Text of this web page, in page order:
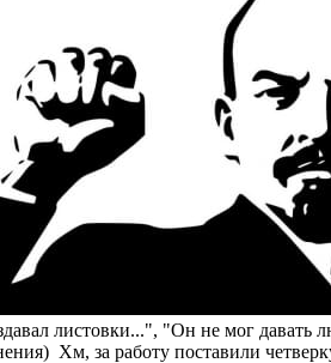
листовки...", "Он не мог
Хм, за работу поставили